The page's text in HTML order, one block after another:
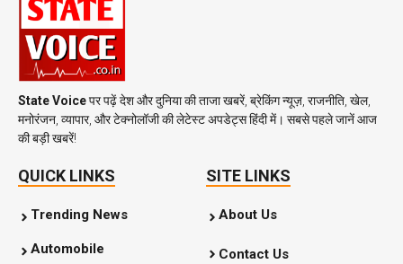
State Voiceपर पढ़ें देश और दुनिया की ताजा खबरें, ब्रेकिंग न्यूज़, राजनीति, खेल,
मनोरंजन, व्यापार, और टेक्नोलॉजी की लेटेस्ट अपडेट्स हिंदी में। सबसे पहले जानें आज
की बड़ी खबरें!
QUICK LINKS
Trending News
Automobile
SITE LINKS
About Us
Contact Us